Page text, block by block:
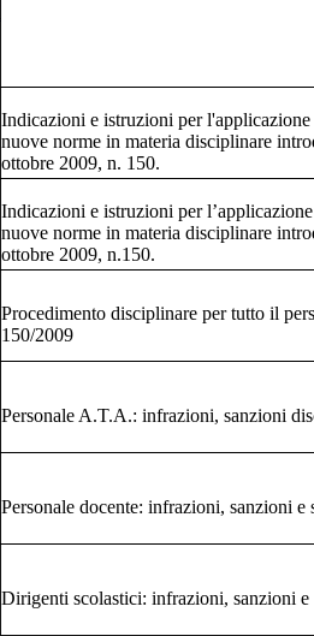
Indicazioni e istruzioni per
nuove norme in materia disciplinare
ottobre 2009, n. 150.
Indicazioni e istruzioni per
nuove norme in materia disciplinare
ottobre 2009, n.150.
Procedimento disciplinare per tutto il
150/2009
Personale A.T.A.: infrazioni, sanzioni
Personale docente: infrazioni, sanzioni e
Dirigenti scolastici: infrazioni, sanzioni e